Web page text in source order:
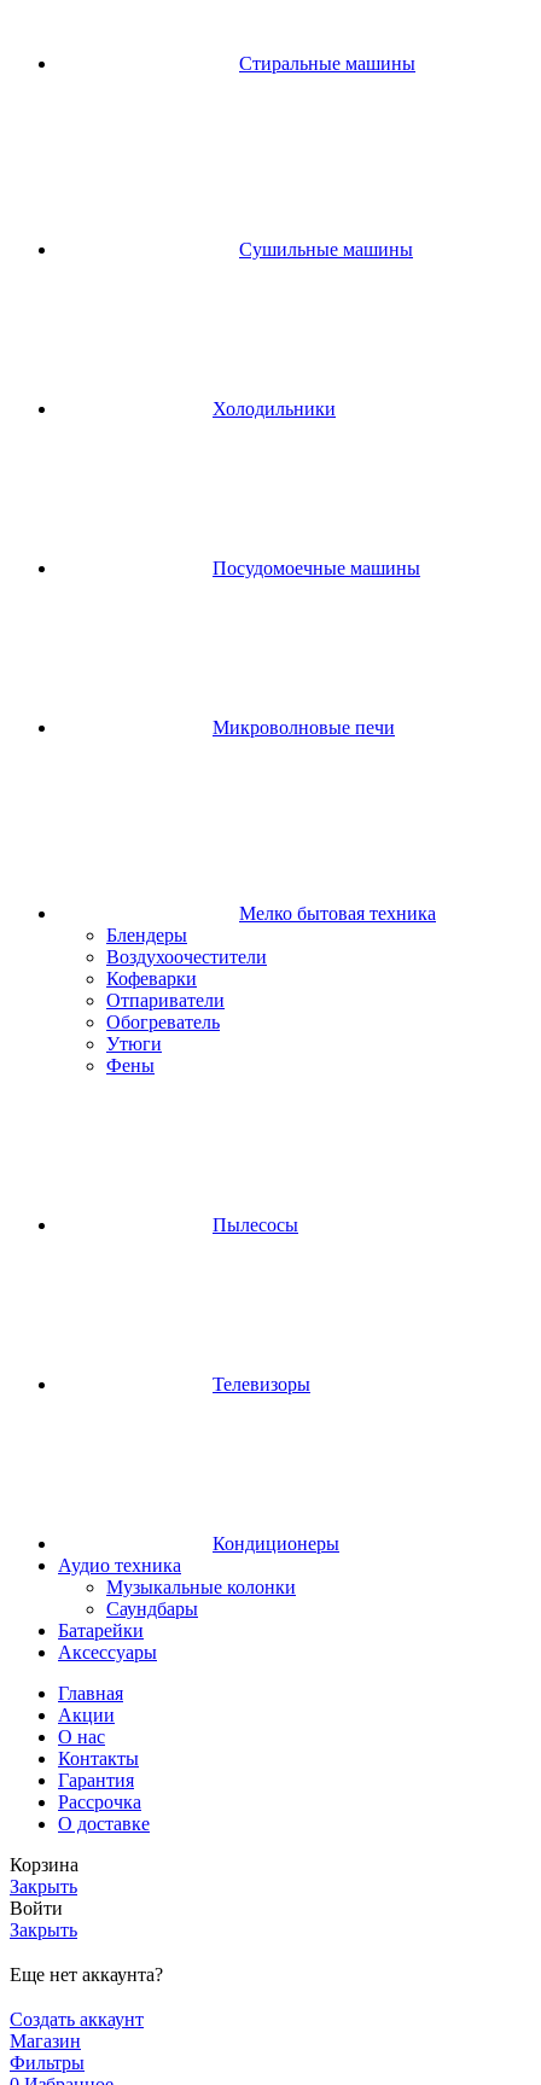
Стиральные машины
Сушильные машины
Холодильники
Посудомоечные машины
Микроволновые печи
Мелко бытовая техника
Блендеры
Воздухоочестители
Кофеварки
Отпариватели
Обогреватель
Утюги
Фены
Пылесосы
Телевизоры
Кондиционеры
Аудио техника
Музыкальные колонки
Саундбары
Батарейки
Аксессуары
Главная
Акции
О нас
Контакты
Гарантия
Рассрочка
О доставке
Корзина
Закрыть
Войти
Закрыть
Еще нет аккаунта?
Создать аккаунт
Магазин
Фильтры